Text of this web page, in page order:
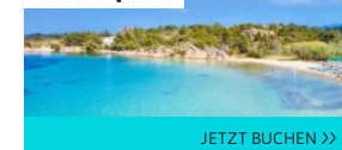
JETZT BUCHEN